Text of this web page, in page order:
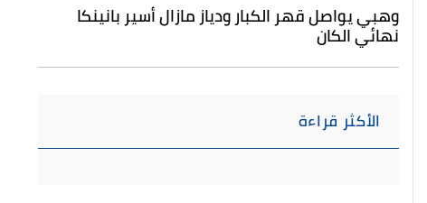
وهبي يواصل قهر الكبار ودياز مازال أسير بانينكا
نهائي الكان
الأكثر قراءة